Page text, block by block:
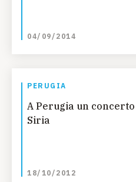
04/09/2014
PERUGIA
A Perugia un
Siria
18/10/2012